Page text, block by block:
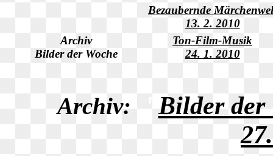
Bezaubernde
13. 2. 2010
Archiv
Bilder der Woche
Ton-Film-Musik
24. 1. 2010
Archiv: "Bilder der